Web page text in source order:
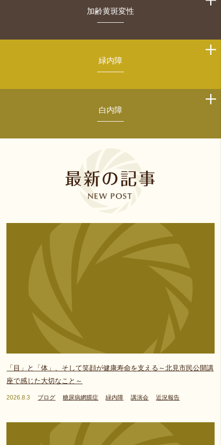
加齢黄斑変性
緑内障
白内障
「目」と「体」、そして笑顔が健康寿命を支える～北見市民公開講
座で感じた大切なこと～
2026.8.3 ブログ 糖尿病網膜症 緑内障 講演会 近況報告